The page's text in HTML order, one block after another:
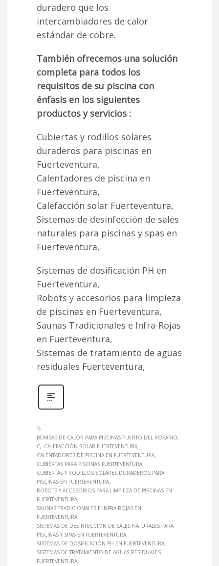
duradero que los
intercambiadores de calor
estándar de cobre.
También ofrecemos una solución
completa para todos los
requisitos de su piscina con
énfasis en los siguientes
productos y servicios :
Cubiertas y rodillos solares
duraderos para piscinas en
Fuerteventura,
Calentadores de piscina en
Fuerteventura,
Calefacción solar Fuerteventura,
Sistemas de desinfección de sales
naturales para piscinas y spas en
Fuerteventura,
Sistemas de dosificación PH en
Fuerteventura,
Robots y accesorios para limpieza
de piscinas en Fuerteventura,
Saunas Tradicionales e Infra-Rojas
en Fuerteventura,
Sistemas de tratamiento de aguas
residuales Fuerteventura,
BOMBAS DE CALOR PARA PISCINAS PUERTO DEL ROSARIO
C
CALEFACCIÓN SOLAR FUERTEVENTURA
CALENTADORES DE PISCINA EN FUERTEVENTURA
CUBIERTAS PARA PISCINAS FUERTEVENTURA
CUBIERTAS Y RODILLOS SOLARES DURADEROS PARA
PISCINAS EN FUERTEVENTURA
ROBOTS Y ACCESORIOS PARA LIMPIEZA DE PISCINAS EN
FUERTEVENTURA
SAUNAS TRADICIONALES E INFRA-ROJAS EN
FUERTEVENTURA
SISTEMAS DE DESINFECCIÓN DE SALES NATURALES PARA
PISCINAS Y SPAS EN FUERTEVENTURA
SISTEMAS DE DOSIFICACIÓN PH EN FUERTEVENTURA
SISTEMAS DE TRATAMIENTO DE AGUAS RESIDUALES
FUERTEVENTURA